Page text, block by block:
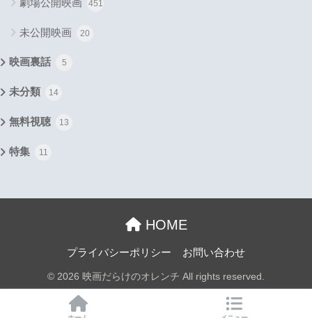
劇場公開映画 451
未公開映画 20
映画裏話 5
未分類 14
無料視聴 13
特集 11
HOME
プライバシーポリシー お問い合わせ
© 2026 映画だらけのオレンチ All rights reserved.